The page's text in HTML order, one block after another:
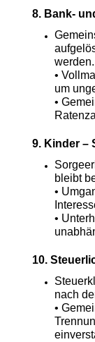
8. Bank-
werden.
•
um
•
9. Kinder –
bleibt
•
•
10.
nach
•